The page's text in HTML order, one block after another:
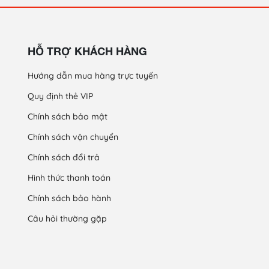
HỖ TRỢ KHÁCH HÀNG
Hướng dẫn mua hàng trực tuyến
Quy định thẻ VIP
Chính sách bảo mật
Chính sách vận chuyển
Chính sách đổi trả
Hình thức thanh toán
Chính sách bảo hành
Câu hỏi thường gặp